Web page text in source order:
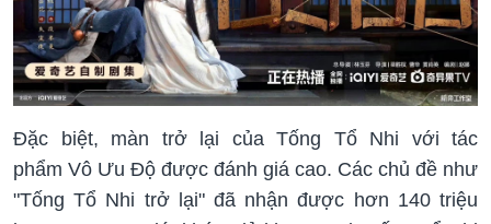
Đặc biệt, màn trở lại của Tống Tổ Nhi với tác
phẩm Vô Ưu Độ được đánh giá cao. Các chủ đề như
"Tống Tổ Nhi trở lại" đã nhận được hơn 140 triệu